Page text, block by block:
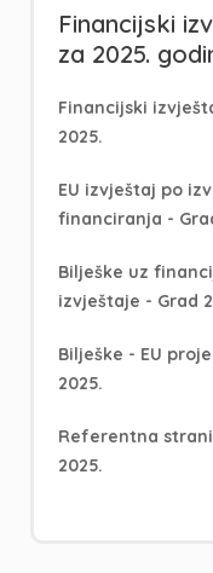
Financijski
za 2025.
Financijski
2025.
EU izvještaj po
financiranja -
Bilješke uz
izvještaje - Grad
Bilješke - EU
2025.
Referentna
2025.